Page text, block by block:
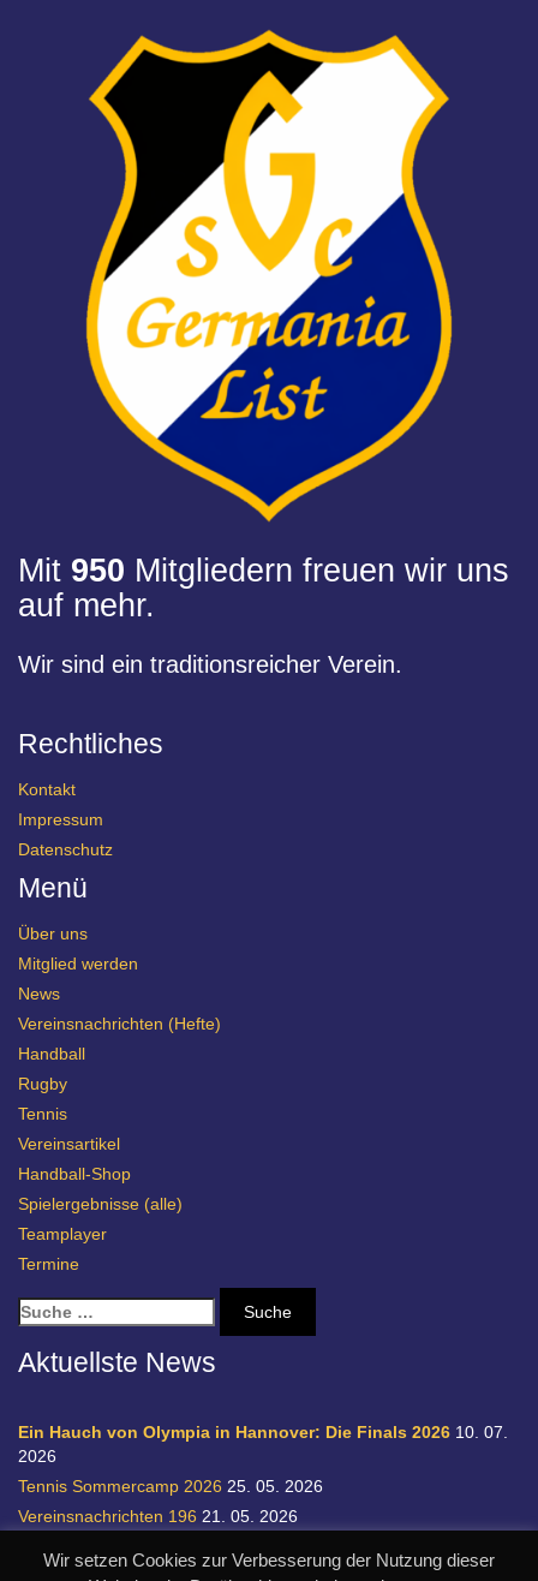
Mit 950 Mitgliedern freuen wir uns
auf mehr.
Wir sind ein traditionsreicher Verein.
Rechtliches
Kontakt
Impressum
Datenschutz
Menü
Über uns
Mitglied werden
News
Vereinsnachrichten (Hefte)
Handball
Rugby
Tennis
Vereinsartikel
Handball-Shop
Spielergebnisse (alle)
Teamplayer
Termine
S
u
c
n
a
c
:
Aktuellste News
Ein Hauch von Olympia in Hannover: Die Finals 2026 10. 07.
2026
Tennis Sommercamp 2026 25. 05. 2026
Vereinsnachrichten 196 21. 05. 2026
Relegation 1. Bundesliga Damen
28. 04. 2026
Wir setzen Cookies zur Verbesserung der Nutzung dieser